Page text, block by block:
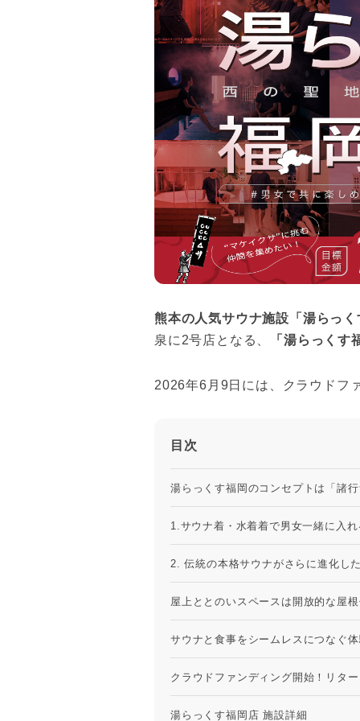
熊本の人気サウナ施設「湯らっ
泉に2号店となる、
「湯らっくす
2026年6月9日には、クラウドフ
目次
湯らっくす福岡のコンセプトは「諸
1.サウナ着・水着着で男女一緒に入
2. 伝統の本格サウナがさらに進化し
屋上ととのいスペースは開放的な屋
サウナと食事をシームレスにつなぐ
クラウドファンディング開始！リタ
湯らっくす福岡店 施設詳細